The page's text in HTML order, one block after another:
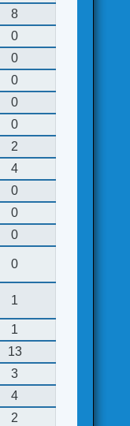
8
0
0
0
0
0
2
4
0
0
0
0
1
1
13
3
4
2